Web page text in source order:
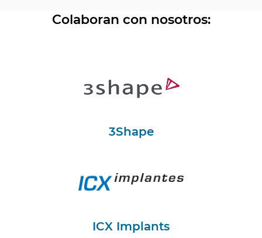
Colaboran con nosotros:
3Shape
ICX Implants